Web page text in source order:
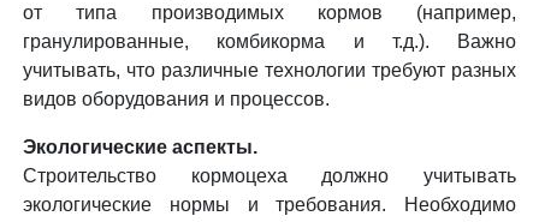
от типа производимых кормов (например,
гранулированные, комбикорма и т.д.). Важно
учитывать, что различные технологии требуют разных
видов оборудования и процессов.
Экологические аспекты.
Строительство кормоцеха должно учитывать
экологические нормы и требования. Необходимо